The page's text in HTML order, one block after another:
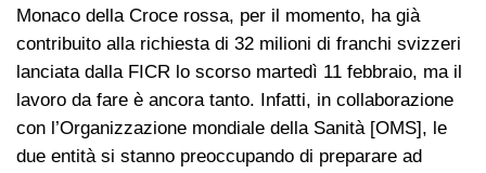
Monaco della Croce rossa, per il momento, ha già
contribuito alla richiesta di 32 milioni di franchi svizzeri
lanciata dalla FICR lo scorso martedì 11 febbraio, ma il
lavoro da fare è ancora tanto. Infatti, in collaborazione
con l’Organizzazione mondiale della Sanità [OMS], le
due entità si stanno preoccupando di preparare ad